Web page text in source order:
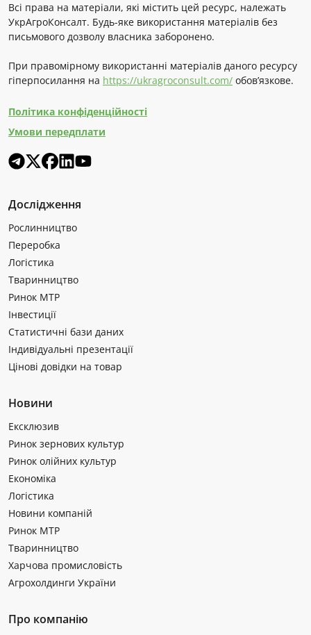
Всі права на матеріали, які містить цей ресурс, належать
УкрАгроКонсалт. Будь-яке використання матеріалів без
письмового дозволу власника заборонено.
При правомірному використанні матеріалів даного ресурсу
гіперпосилання на https://ukragroconsult.com/ обов’язкове.
Політика конфіденційності
Умови передплати
Дослідження
Рослинництво
Переробка
Логістика
Тваринництво
Ринок МТР
Інвестиції
Статистичні бази даних
Індивідуальні презентації
Цінові довідки на товар
Новини
Ексклюзив
Ринок зернових культур
Ринок олійних культур
Економіка
Логістика
Новини компаній
Ринок МТР
Тваринництво
Харчова промисловість
Агрохолдинги України
Про компанію